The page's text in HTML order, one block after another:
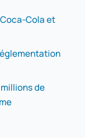
Cola et
de